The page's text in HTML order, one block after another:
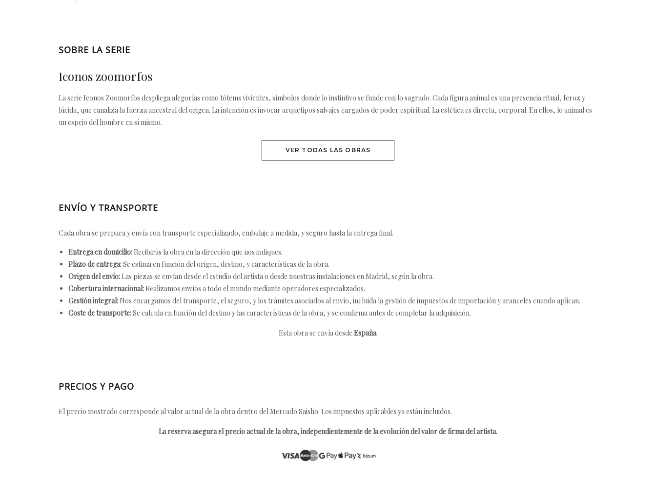
SOBRE LA SERIE
Iconos zoomorfos
La serie Iconos Zoomorfos despliega alegorías como tótems vivientes, símbolos donde lo instintivo se funde con lo sagrado. Cada figura animal es una presencia ritual, feroz y
lúcida, que canaliza la fuerza ancestral del origen. La intención es invocar arquetipos salvajes cargados de poder espiritual. La estética es directa, corporal. En ellos, lo animal es
un espejo del hombre en sí mismo.
VER TODAS LAS OBRAS
ENVÍO Y TRANSPORTE
Cada obra se prepara y envía con transporte especializado, embalaje a medida, y seguro hasta la entrega final.
Entrega en domicilio: Recibirás la obra en la dirección que nos indiques.
Plazo de entrega:Se estima en función del origen, destino, y características de la obra.
Origen del envío: Las piezas se envían desde el estudio del artista o desde nuestras instalaciones en Madrid, según la obra.
Cobertura internacional: Realizamos envíos a todo el mundo mediante operadores especializados.
Gestión integral: Nos encargamos del transporte, el seguro, y los trámites asociados al envío, incluida la gestión de impuestos de importación y aranceles cuando aplican.
Coste de transporte:Se calcula en función del destino y las características de la obra, y se confirma antes de completar la adquisición.
Esta obra se envía desde España.
PRECIOS Y PAGO
El precio mostrado corresponde al valor actual de la obra dentro del Mercado Saisho. Los impuestos aplicables ya están incluidos.
La reserva asegura el precio actual de la obra, independientemente de la evolución del valor de firma del artista.